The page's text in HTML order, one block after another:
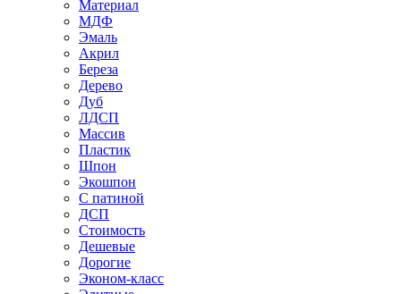
Материал
МДФ
Эмаль
Акрил
Береза
Дерево
Дуб
ЛДСП
Массив
Пластик
Шпон
Экошпон
С патиной
ДСП
Стоимость
Дешевые
Дорогие
Эконом-класс